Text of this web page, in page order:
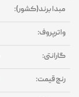
مبدا برند(کشور):
واترپروف:
گارانتی:
رنج قیمت: